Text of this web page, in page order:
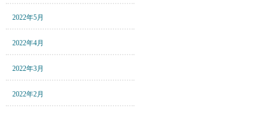
2022年5月
2022年4月
2022年3月
2022年2月